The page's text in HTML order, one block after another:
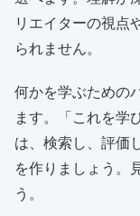
リエイターの視点
られません。
何かを学ぶための
ます。「これを学
は、検索し、評価
を作りましょう。
う。